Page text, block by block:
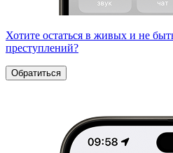
Хотите остаться в живых и не
преступлений?
Обратиться